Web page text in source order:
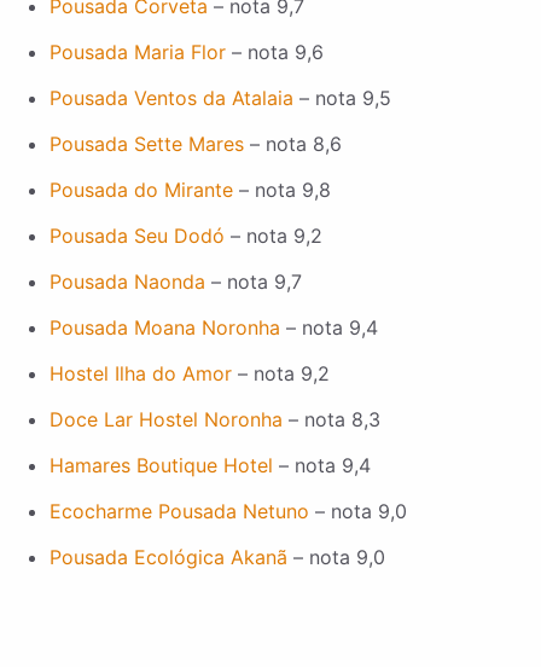
Pousada Corveta – nota 9,7
Pousada Maria Flor – nota 9,6
Pousada Ventos da Atalaia – nota 9,5
Pousada Sette Mares – nota 8,6
Pousada do Mirante – nota 9,8
Pousada Seu Dodó – nota 9,2
Pousada Naonda – nota 9,7
Pousada Moana Noronha – nota 9,4
Hostel Ilha do Amor – nota 9,2
Doce Lar Hostel Noronha – nota 8,3
Hamares Boutique Hotel – nota 9,4
Ecocharme Pousada Netuno – nota 9,0
Pousada Ecológica Akanã – nota 9,0